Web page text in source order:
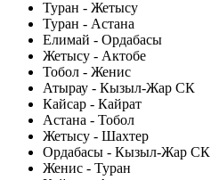
Туран - Жетысу
Туран - Астана
Елимай - Ордабасы
Жетысу - Актобе
Тобол - Женис
Атырау - Кызыл-Жар СК
Кайсар - Кайрат
Астана - Тобол
Жетысу - Шахтер
Ордабасы - Кызыл-Жар СК
Женис - Туран